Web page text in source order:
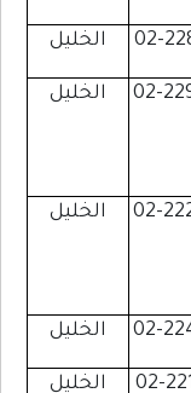
02- الخليل
02- الخليل
02- الخليل
02- الخليل
02- الخليل